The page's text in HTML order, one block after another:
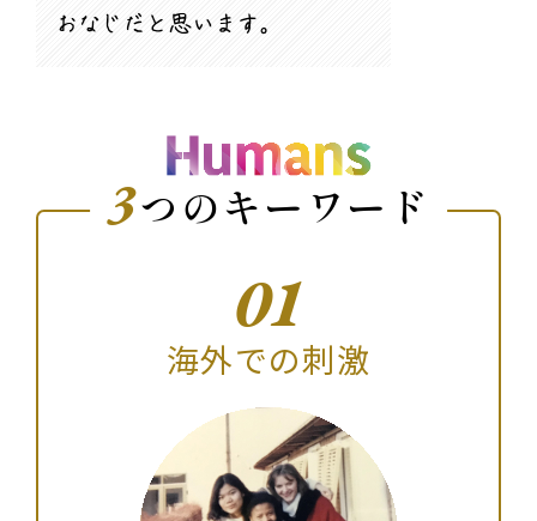
おなじだと思います。
3つのキーワード
01
海外での刺激